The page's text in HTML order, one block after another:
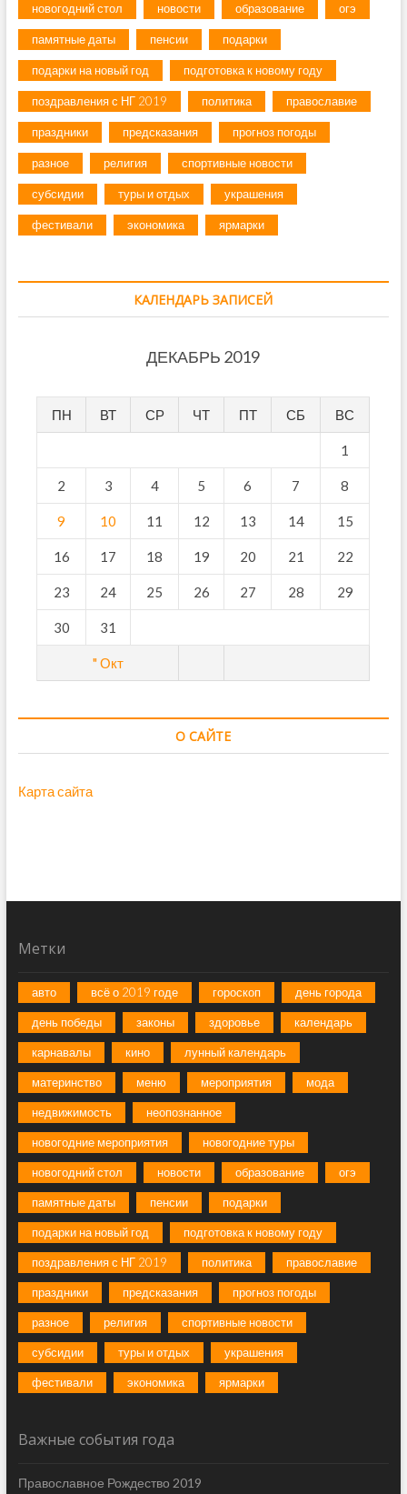
новогодний стол новости образование огэ
памятные даты пенсии подарки
подарки на новый год подготовка к новому году
поздравления с НГ 2019 политика православие
праздники предсказания прогноз погоды
разное религия спортивные новости
субсидии туры и отдых украшения
фестивали экономика ярмарки
КАЛЕНДАРЬ ЗАПИСЕЙ
ДЕКАБРЬ 2019
ПН ВТ СР ЧТ ПТ СБ ВС
" Окт
1
2 3 4 5 6 7 8
9 10 11 12 13 14 15
16 17 18 19 20 21 22
23 24 25 26 27 28 29
30 31
О САЙТЕ
Карта сайта
Метки
авто всё о 2019 годе гороскоп день города
день победы законы здоровье календарь
карнавалы кино лунный календарь
материнство меню мероприятия мода
недвижимость неопознанное
новогодние мероприятия новогодние туры
новогодний стол новости образование огэ
памятные даты пенсии подарки
подарки на новый год подготовка к новому году
поздравления с НГ 2019 политика православие
праздники предсказания прогноз погоды
разное религия спортивные новости
субсидии туры и отдых украшения
фестивали экономика ярмарки
Важные события года
Православное Рождество 2019